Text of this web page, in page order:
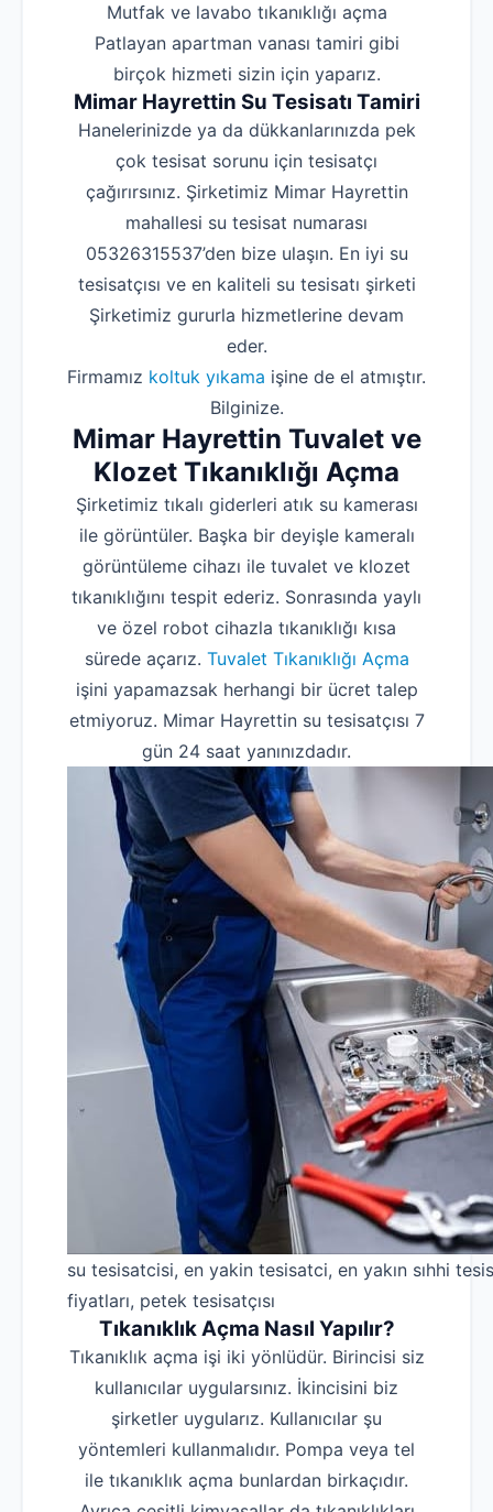
‌Mutfak ve lavabo tıkanıklığı açma
‌Patlayan apartman vanası tamiri gibi
birçok hizmeti sizin için yaparız.
Mimar Hayrettin Su Tesisatı Tamiri
Hanelerinizde ya da dükkanlarınızda pek
çok tesisat sorunu için tesisatçı
çağırırsınız. Şirketimiz Mimar Hayrettin
mahallesi su tesisat numarası
05326315537’den bize ulaşın. En iyi su
tesisatçısı ve en kaliteli su tesisatı şirketi
Şirketimiz gururla hizmetlerine devam
eder.
Firmamız koltuk yıkama işine de el atmıştır.
Bilginize.
Mimar Hayrettin Tuvalet ve
Klozet Tıkanıklığı Açma
Şirketimiz tıkalı giderleri atık su kamerası
ile görüntüler. Başka bir deyişle kameralı
görüntüleme cihazı ile tuvalet ve klozet
tıkanıklığını tespit ederiz. Sonrasında yaylı
ve özel robot cihazla tıkanıklığı kısa
sürede açarız. Tuvalet Tıkanıklığı Açma
işini yapamazsak herhangi bir ücret talep
etmiyoruz. Mimar Hayrettin su tesisatçısı 7
gün 24 saat yanınızdadır.
su tesisatcisi, en yakin tesisatci, en yakın sıhhi
fiyatları, petek tesisatçısı
Tıkanıklık Açma Nasıl Yapılır?
Tıkanıklık açma işi iki yönlüdür. Birincisi siz
kullanıcılar uygularsınız. İkincisini biz
şirketler uygularız. Kullanıcılar şu
yöntemleri kullanmalıdır. Pompa veya tel
ile tıkanıklık açma bunlardan birkaçıdır.